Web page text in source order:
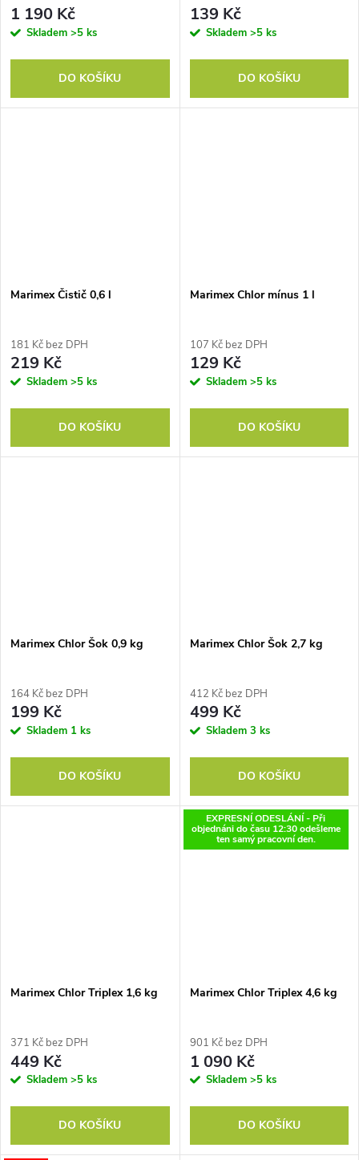
1 190 Kč
Skladem >5 ks
DO KOŠÍKU
139 Kč
Skladem >5 ks
DO KOŠÍKU
Marimex Čistič 0,6 l
181 Kč bez DPH
219 Kč
Skladem >5 ks
DO KOŠÍKU
Marimex Chlor mínus 1 l
107 Kč bez DPH
129 Kč
Skladem >5 ks
DO KOŠÍKU
Marimex Chlor Šok 0,9 kg
164 Kč bez DPH
199 Kč
Skladem 1 ks
DO KOŠÍKU
Marimex Chlor Šok 2,7 kg
412 Kč bez DPH
499 Kč
Skladem 3 ks
DO KOŠÍKU
Marimex Chlor Triplex 1,6 kg
371 Kč bez DPH
449 Kč
Skladem >5 ks
DO KOŠÍKU
EXPRESNÍ ODESLÁNÍ - Při
objednáni do času 12:30 odešleme
ten samý pracovní den.
Marimex Chlor Triplex 4,6 kg
901 Kč bez DPH
1 090 Kč
Skladem >5 ks
DO KOŠÍKU